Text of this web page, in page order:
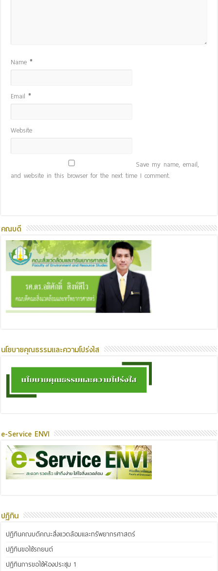
Name*
Email*
Website
Save my name, email,
and website in this browser for the next time I comment.
คณบดี
นโยบายคุณธรรมและความโปร่งใส
e-Service ENVI
ปฏิทิน
ปฏิทินคณบดีคณะสิ่งแวดล้อมและทรัพยากรศาสตร์
ปฏิทินขอใช้รถยนต์
ปฏิทินการขอใช้ห้องประชุม 1